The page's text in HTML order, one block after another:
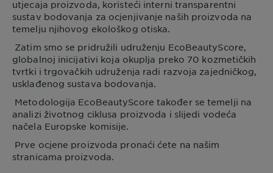
utjecaja proizvoda, koristeći interni transparentni
sustav bodovanja za ocjenjivanje naših proizvoda na
temelju njihovog ekološkog otiska.
Zatim smo se pridružili udruženju EcoBeautyScore,
globalnoj inicijativi koja okuplja preko 70 kozmetičkih
tvrtki i trgovačkih udruženja radi razvoja zajedničkog,
usklađenog sustava bodovanja.
Metodologija EcoBeautyScore također se temelji na
analizi životnog ciklusa proizvoda i slijedi vodeća
načela Europske komisije.
Prve ocjene proizvoda pronaći ćete na našim
stranicama proizvoda.